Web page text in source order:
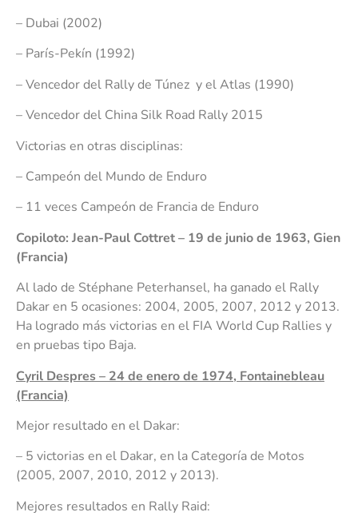
– Dubai (2002)
– París-Pekín (1992)
– Vencedor del Rally de Túnez y el Atlas (1990)
– Vencedor del China Silk Road Rally 2015
Victorias en otras disciplinas:
– Campeón del Mundo de Enduro
– 11 veces Campeón de Francia de Enduro
Copiloto: Jean-Paul Cottret – 19 de junio de 1963, Gien
(Francia)
Al lado de Stéphane Peterhansel, ha ganado el Rally
Dakar en 5 ocasiones: 2004, 2005, 2007, 2012 y 2013.
Ha logrado más victorias en el FIA World Cup Rallies y
en pruebas tipo Baja.
Cyril Despres – 24 de enero de 1974, Fontainebleau
(Francia)
Mejor resultado en el Dakar:
– 5 victorias en el Dakar, en la Categoría de Motos
(2005, 2007, 2010, 2012 y 2013).
Mejores resultados en Rally Raid: